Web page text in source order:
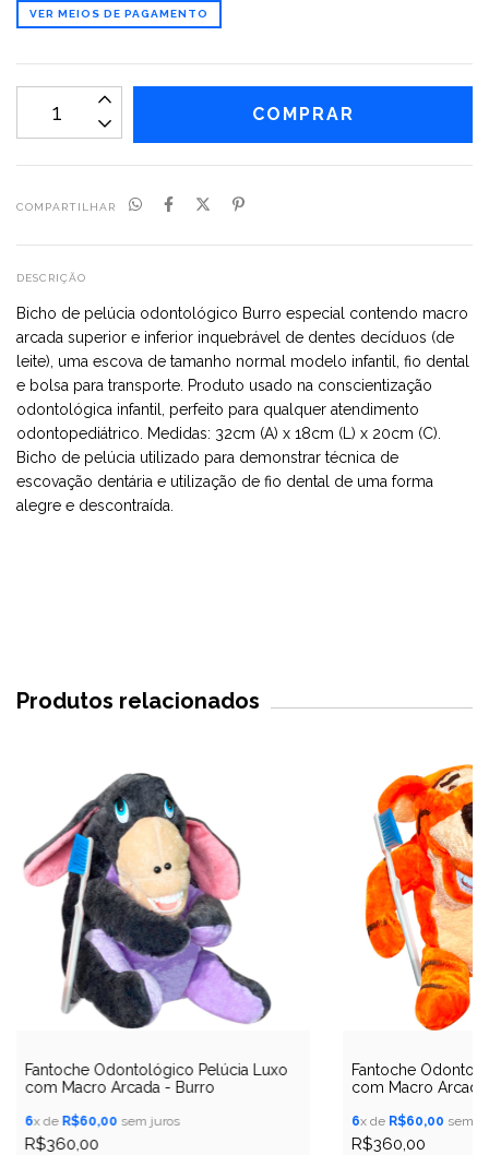
VER MEIOS DE PAGAMENTO
COMPARTILHAR
DESCRIÇÃO
Bicho de pelúcia odontológico Burro especial contendo macro
arcada superior e inferior inquebrável de dentes decíduos (de
leite), uma escova de tamanho normal modelo infantil, fio dental
e bolsa para transporte. Produto usado na conscientização
odontológica infantil, perfeito para qualquer atendimento
odontopediátrico. Medidas: 32cm (A) x 18cm (L) x 20cm (C).
Bicho de pelúcia utilizado para demonstrar técnica de
escovação dentária e utilização de fio dental de uma forma
alegre e descontraída.
Produtos relacionados
Fantoche Odontológico Pelúcia Luxo
com Macro Arcada - Burro
6x de R$60,00 sem juros
R$360,00
Fantoche
com Macro
6x de R$60,00 sem
R$360,00